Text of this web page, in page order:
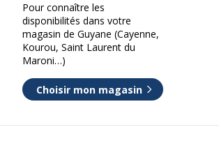
Pour connaître les
disponibilités dans votre
magasin de Guyane (Cayenne,
Kourou, Saint Laurent du
Maroni…)
Choisir mon magasin